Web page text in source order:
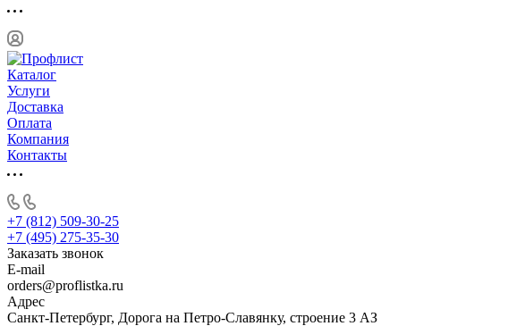
Каталог
Услуги
Доставка
Оплата
Компания
Контакты
+7 (812) 509-30-25
+7 (495) 275-35-30
Заказать звонок
E-mail
orders@proflistka.ru
Адрес
Санкт-Петербург, Дорога на Петро-Славянку, строение 3 АЗ